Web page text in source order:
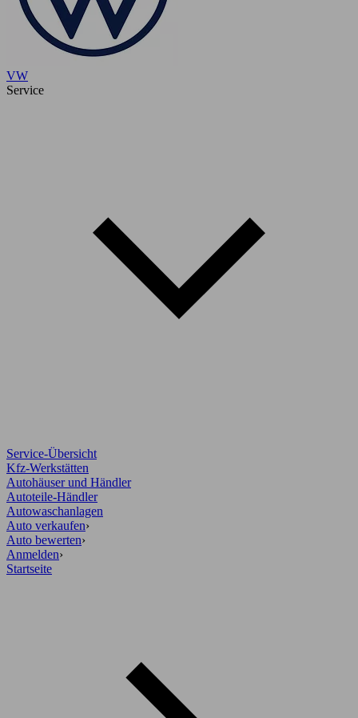
VW
Service
Service-Übersicht
Kfz-Werkstätten
Autohäuser und Händler
Autoteile-Händler
Autowaschanlagen
Auto verkaufen›
Auto bewerten›
Anmelden›
Startseite